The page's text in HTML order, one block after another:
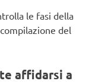
le fasi della
del
affidarsi a